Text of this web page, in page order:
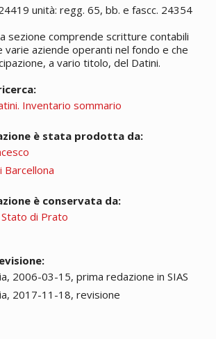
unità: regg. 65, bb. e fascc. 24354
sezione comprende scritture contabili
varie aziende operanti nel fondo e che
a vario titolo, del Datini.
Inventario sommario
è stata prodotta da:
Barcellona
è conservata da:
di Prato
2006-03-15, prima redazione in SIAS
2017-11-18, revisione